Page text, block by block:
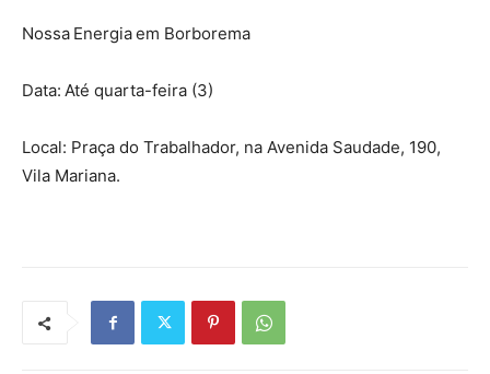
Nossa Energia em Borborema
Data: Até quarta-feira (3)
Local: Praça do Trabalhador, na Avenida Saudade, 190,
Vila Mariana.